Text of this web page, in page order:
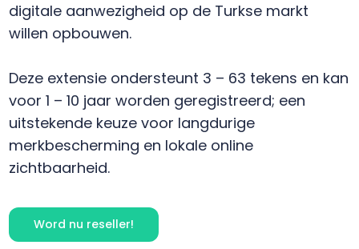
digitale aanwezigheid op de Turkse markt
willen opbouwen.
Deze extensie ondersteunt 3 – 63 tekens en kan
voor 1 – 10 jaar worden geregistreerd; een
uitstekende keuze voor langdurige
merkbescherming en lokale online
zichtbaarheid.
Word nu reseller!